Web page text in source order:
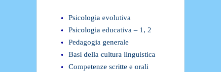
Psicologia evolutiva
Psicologia educativa – 1, 2
Pedagogia generale
Basi della cultura linguistica
Competenze scritte e orali